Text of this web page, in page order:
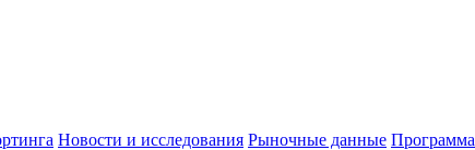
Новости и исследования Рыночные данные